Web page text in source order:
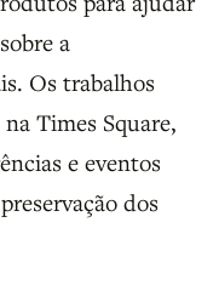
a
Os trabalhos
Times Square,
e eventos
dos